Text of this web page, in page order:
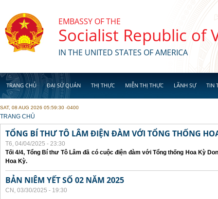
EMBASSY OF THE
Socialist Republic of
IN THE UNITED STATES OF AMERICA
TRANG CHỦ ĐẠI SỨ QUÁN THỊ THỰC MIỄN THỊ THỰC LÃNH SỰ TIN
SAT, 08 AUG 2026 05:59:30 -0400
YOU ARE HERE
TRANG CHỦ
TỔNG BÍ THƯ TÔ LÂM ĐIỆN ĐÀM VỚI TỔNG THỐNG
T6, 04/04/2025 - 23:30
Tối 4/4, Tổng Bí thư Tô Lâm đã có cuộc điện đàm với Tổng thống Hoa Kỳ
Hoa Kỳ.
BẢN NIÊM YẾT SỐ 02 NĂM 2025
CN, 03/30/2025 - 19:30